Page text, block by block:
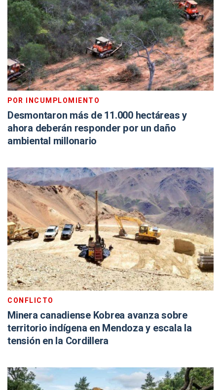
POR INCUMPLOMIENTO
Desmontaron más de 11.000 hectáreas y
ahora deberán responder por un daño
ambiental millonario
CONFLICTO
Minera canadiense Kobrea avanza sobre
territorio indígena en Mendoza y escala la
tensión en la Cordillera